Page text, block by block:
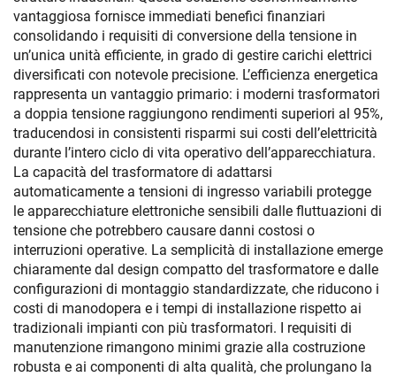
vantaggiosa fornisce immediati benefici finanziari
consolidando i requisiti di conversione della tensione in
un’unica unità efficiente, in grado di gestire carichi elettrici
diversificati con notevole precisione. L’efficienza energetica
rappresenta un vantaggio primario: i moderni trasformatori
a doppia tensione raggiungono rendimenti superiori al 95%,
traducendosi in consistenti risparmi sui costi dell’elettricità
durante l’intero ciclo di vita operativo dell’apparecchiatura.
La capacità del trasformatore di adattarsi
automaticamente a tensioni di ingresso variabili protegge
le apparecchiature elettroniche sensibili dalle fluttuazioni di
tensione che potrebbero causare danni costosi o
interruzioni operative. La semplicità di installazione emerge
chiaramente dal design compatto del trasformatore e dalle
configurazioni di montaggio standardizzate, che riducono i
costi di manodopera e i tempi di installazione rispetto ai
tradizionali impianti con più trasformatori. I requisiti di
manutenzione rimangono minimi grazie alla costruzione
robusta e ai componenti di alta qualità, che prolungano la